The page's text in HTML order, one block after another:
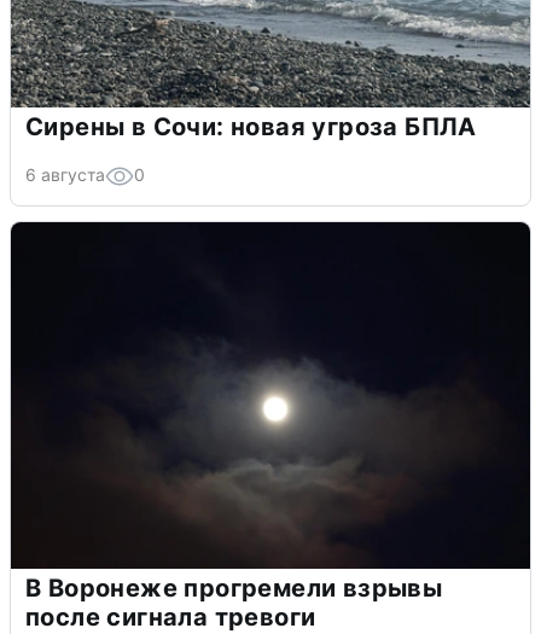
Сирены в Сочи: новая угроза БПЛА
6 августа 0
В Воронеже прогремели взрывы
после сигнала тревоги